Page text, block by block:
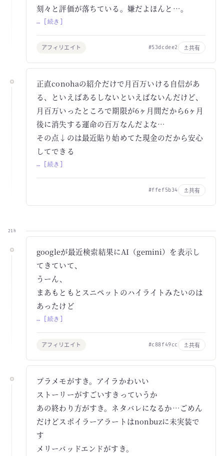
刻々と評価が落ちている。嫌だよほんと…。
… [続き]
アフィリエイト #53dcdee2 共有
正直conohaの紹介だけで月百万いける自信があ
る、といえばあるしないといえばないんだけど、
月百万いったところで期限が6ヶ月間だから6ヶ月
後に消失する運命の百万なんだよな…
その点↓のは最近貼り始めてた現金のだから安心
してできる
… [続き]
#ffef5b34 共有
21h
googleが最近検索結果にAI（gemini）を表示し
てきていて、
うーん、
まあもともとスニペットのハイライトみたいのは
あったけど
… [続き]
アフィリエイト #c88f49cc 共有
プラメモがすき。アイラかわいい
ストーリーがすごいすきっていうか
あの終わり方がすき。ネタバレになるか…ごめん
だけどスポイラーアラートはnonbuzに未実装で
す
メリーバッドエンドがすき。